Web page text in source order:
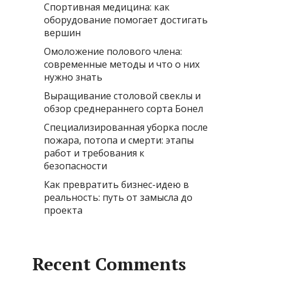
Спортивная медицина: как
оборудование помогает достигать
вершин
Омоложение полового члена:
современные методы и что о них
нужно знать
Выращивание столовой свеклы и
обзор среднераннего сорта Бонел
Специализированная уборка после
пожара, потопа и смерти: этапы
работ и требования к
безопасности
Как превратить бизнес-идею в
реальность: путь от замысла до
проекта
Recent Comments